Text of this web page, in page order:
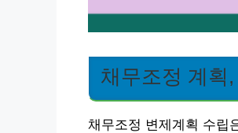
채무조정 계획
채무조정 변제계획 수립